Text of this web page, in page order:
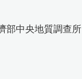
部中央地質調查所